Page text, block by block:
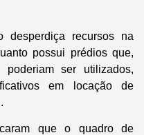
desperdiça recursos na
possui prédios que,
ser utilizados,
em locação de
que o quadro de